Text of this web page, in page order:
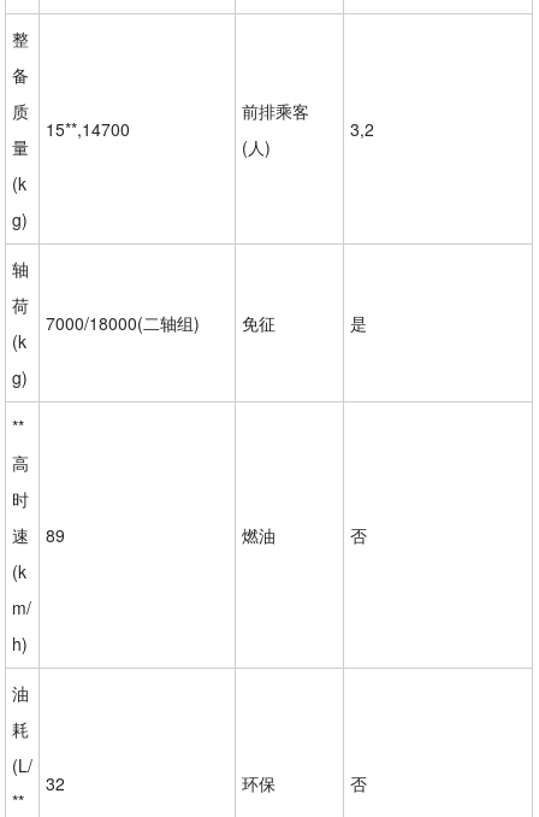
整
备
质
量
(k
g)
15**,14700
前排乘客
(人)
3,2
轴
荷
(k
g)
7000/18000(二轴组) 免征 是
**
高
时
速
(k
m/
h)
89 燃油 否
油
耗
(L/
**
32 环保 否